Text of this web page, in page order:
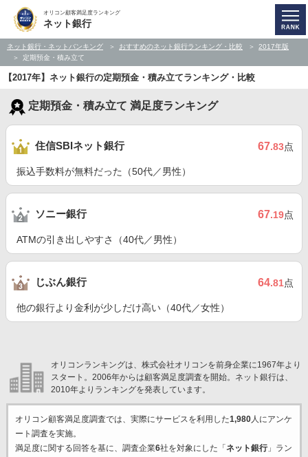
オリコン顧客満足度ランキング
ネット銀行
ネット銀行・ネットバンキング おすすめのネット銀行ランキング・比較
2017年版
定期預金・積み立て
【2017年】ネット銀行の定期預金・積み立てランキング・比較
定期預金・積み立て 満足度ランキング
住信SBIネット銀行 67.83点
振込手数料が無料だった（50代／男性）
ソニー銀行 67.19点
ATMの引き出しやすさ（40代／男性）
じぶん銀行 64.81点
他の銀行より金利が少しだけ高い（40代／女性）
オリコンランキングは、株式会社オリコンを前身企業に1967年より
スタート。2006年からは顧客満足度調査を開始。ネット銀行は、
2010年よりランキングを発表しています。
オリコン顧客満足度調査では、実際にサービスを利用した1,980人にアンケ
ート調査を実施。
満足度に関する回答を基に、調査企業6社を対象にした「 ネット銀行」ラン